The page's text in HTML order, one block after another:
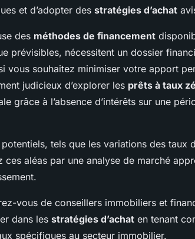
et d’adopter des stratégies d’achat
des méthodes de financement
prévisibles, nécessitent un dossier
vous souhaitez minimiser votre apport
judicieux d’explorer les prêts à taux
grâce à l’absence d’intérêts sur une
potentiels, tels que les variations des taux
aléas par une analyse de marché
vous de conseillers immobiliers et
dans les stratégies d’achat en tenant
spécifiques au secteur immobilier.